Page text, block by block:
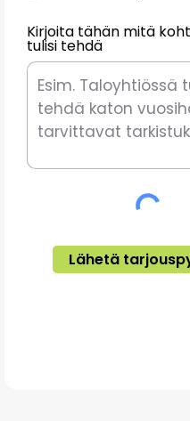
Kirjoita tähän mitä
tulisi tehdä
Lähetä